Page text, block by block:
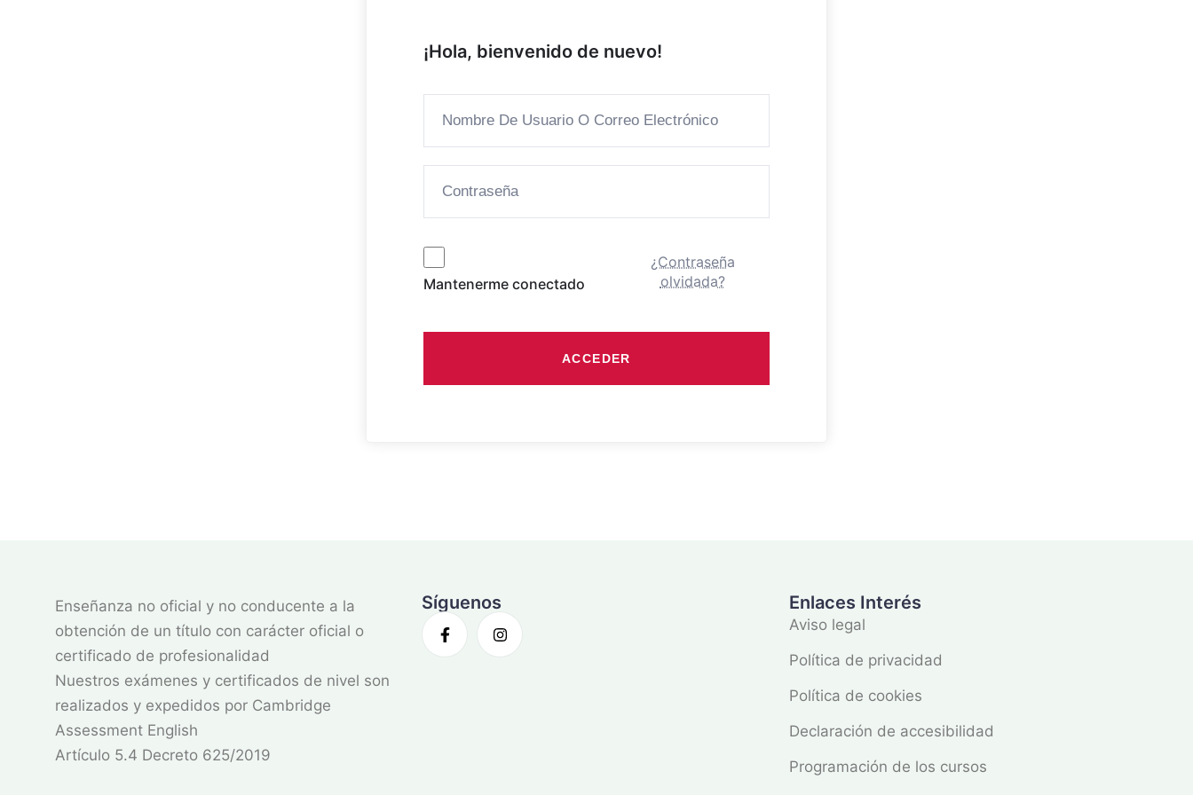
¡Hola, bienvenido de nuevo!
Mantenerme conectado
¿Contraseña
olvidada?
ACCEDER
Enseñanza no oficial y no conducente a la
obtención de un título con carácter oficial o
certificado de profesionalidad
Nuestros exámenes y certificados de nivel son
realizados y expedidos por Cambridge
Assessment English
Artículo 5.4 Decreto 625/2019
Síguenos Enlaces Interés
Aviso legal
Política de privacidad
Política de cookies
Declaración de accesibilidad
Programación de los cursos